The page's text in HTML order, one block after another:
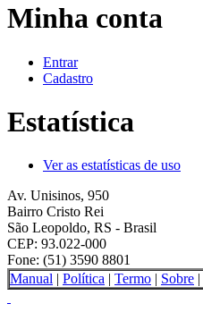
Minha conta
Entrar
Cadastro
Estatística
Ver as estatísticas de uso
Av. Unisinos, 950
Bairro Cristo Rei
São Leopoldo, RS - Brasil
CEP: 93.022-000
Fone: (51) 3590 8801
Manual | Política | Termo | Sobre |